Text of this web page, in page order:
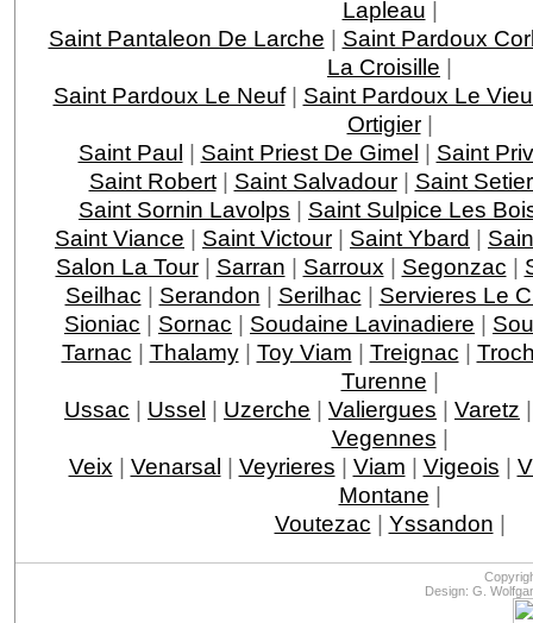
Lapleau |
Saint Pantaleon De Larche | Saint Pardoux
La Croisille |
Saint Pardoux Le Neuf| Saint Pardoux Le
Ortigier|
Saint Paul | Saint Priest De Gimel | Saint
Saint Robert| Saint Salvadour| Saint
Saint Sornin Lavolps | Saint Sulpice Les
Saint Viance | Saint Victour | Saint Ybard |
Salon La Tour| Sarran | Sarroux | Segonzac |
Seilhac | Serandon | Serilhac | Servieres Le
Sioniac | Sornac | Soudaine Lavinadiere |
Tarnac | Thalamy| Toy Viam | Treignac |
Turenne |
Ussac | Ussel | Uzerche | Valiergues | Varetz
Vegennes |
Veix | Venarsal | Veyrieres | Viam | Vigeois |
Montane |
Voutezac | Yssandon |
Design: G.